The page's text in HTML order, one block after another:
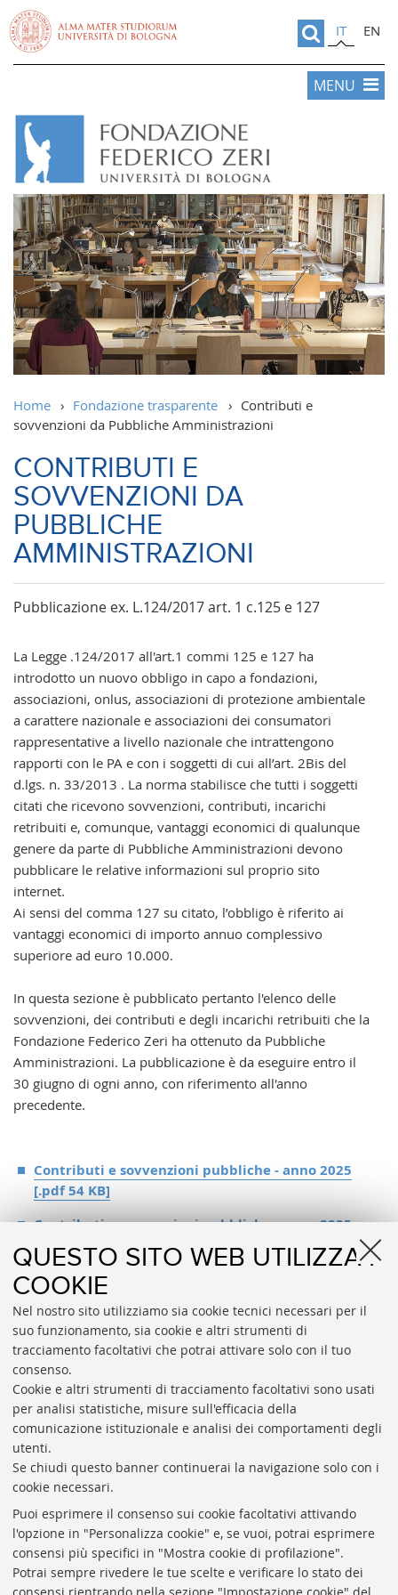
QUESTO SITO WEB UTILIZZA I
COOKIE
Nel nostro sito utilizziamo sia cookie tecnici necessari per il
suo funzionamento, sia cookie e altri strumenti di
tracciamento facoltativi che potrai attivare solo con il tuo
consenso.
Cookie e altri strumenti di tracciamento facoltativi sono usati
per analisi statistiche, misure sull'efficacia della
comunicazione istituzionale e analisi dei comportamenti degli
utenti.
Se chiudi questo banner continuerai la navigazione solo con i
cookie necessari.
Puoi esprimere il consenso sui cookie facoltativi attivando
l'opzione in "Personalizza cookie" e, se vuoi, potrai esprimere
consensi più specifici in "Mostra cookie di profilazione".
Potrai sempre rivedere le tue scelte e verificare lo stato dei
IT EN
MENU
Home › Fondazione trasparente › Contributi e
sovvenzioni da Pubbliche Amministrazioni
CONTRIBUTI E
SOVVENZIONI DA
PUBBLICHE
AMMINISTRAZIONI
Pubblicazione ex. L.124/2017 art. 1 c.125 e 127
La Legge .124/2017 all'art.1 commi 125 e 127 ha
introdotto un nuovo obbligo in capo a fondazioni,
associazioni, onlus, associazioni di protezione ambientale
a carattere nazionale e associazioni dei consumatori
rappresentative a livello nazionale che intrattengono
rapporti con le PA e con i soggetti di cui all’art. 2Bis del
d.lgs. n. 33/2013 . La norma stabilisce che tutti i soggetti
citati che ricevono sovvenzioni, contributi, incarichi
retribuiti e, comunque, vantaggi economici di qualunque
genere da parte di Pubbliche Amministrazioni devono
pubblicare le relative informazioni sul proprio sito
internet.
Ai sensi del comma 127 su citato, l’obbligo è riferito ai
vantaggi economici di importo annuo complessivo
superiore ad euro 10.000.
In questa sezione è pubblicato pertanto l'elenco delle
sovvenzioni, dei contributi e degli incarichi retribuiti che la
Fondazione Federico Zeri ha ottenuto da Pubbliche
Amministrazioni. La pubblicazione è da eseguire entro il
30 giugno di ogni anno, con riferimento all'anno
precedente.
Contributi e sovvenzioni pubbliche - anno 2025
[.pdf 54 KB]
Contributi e sovvenzioni pubbliche - anno 2025
[.xlsx 10 KB]
Pagina aggiornata al 08.06.2026
APPROFONDISCI
Dati anni precedenti - Contributi e sovvenzioni da
Pubbliche Amministrazioni
Bandi, gare e concorsi
Newsletter
Contatti